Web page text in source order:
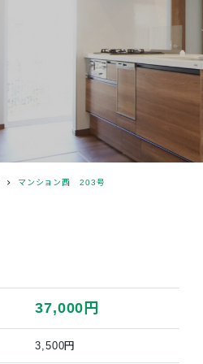
マンション西 203号
37,000円
3,500円